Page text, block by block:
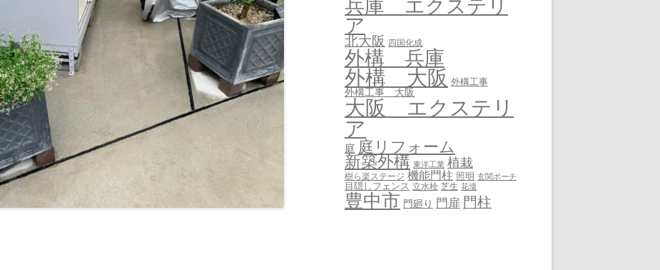
兵庫 エクステリ
ア
北大阪 四国化成
外構 兵庫
外構 大阪 外構工事
外構工事 大阪
大阪 エクステリ
ア
庭 庭リフォーム
新築外構 東洋工業 植栽
樹ら楽ステージ 機能門柱 照明 玄関ポーチ
目隠しフェンス 立水栓 芝生 花壇
豊中市 門廻り 門扉 門柱